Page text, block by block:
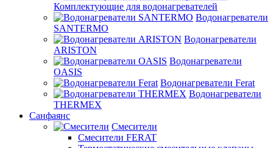
Комплектующие для водонагревателей
Водонагреватели
SANTERMO
Водонагреватели
ARISTON
Водонагреватели
OASIS
Водонагреватели Ferat
Водонагреватели
THERMEX
Санфаянс
Смесители
Смесители FERAT